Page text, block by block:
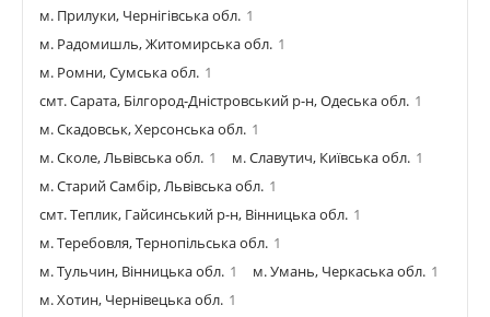
м. Прилуки, Чернігівська обл. 1
м. Радомишль, Житомирська обл. 1
м. Ромни, Сумська обл. 1
смт. Сарата, Білгород-Дністровський р-н, Одеська обл. 1
м. Скадовськ, Херсонська обл. 1
м. Сколе, Львівська обл. 1 м. Славутич, Київська обл. 1
м. Старий Самбір, Львівська обл. 1
смт. Теплик, Гайсинський р-н, Вінницька обл. 1
м. Теребовля, Тернопільська обл. 1
м. Тульчин, Вінницька обл. 1 м. Умань, Черкаська обл. 1
м. Хотин, Чернівецька обл. 1